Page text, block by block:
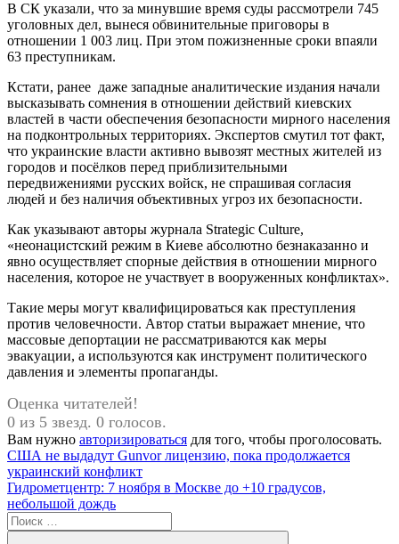
В СК указали, что за минувшие время суды рассмотрели 745
уголовных дел, вынеся обвинительные приговоры в
отношении 1 003 лиц. При этом пожизненные сроки впаяли
63 преступникам.
Кстати, ранее даже западные аналитические издания начали
высказывать сомнения в отношении действий киевских
властей в части обеспечения безопасности мирного населения
на подконтрольных территориях. Экспертов смутил тот факт,
что украинские власти активно вывозят местных жителей из
городов и посёлков перед приблизительными
передвижениями русских войск, не спрашивая согласия
людей и без наличия объективных угроз их безопасности.
Как указывают авторы журнала Strategic Culture,
«неонацистский режим в Киеве абсолютно безнаказанно и
явно осуществляет спорные действия в отношении мирного
населения, которое не участвует в вооруженных конфликтах».
Такие меры могут квалифицироваться как преступления
против человечности. Автор статьи выражает мнение, что
массовые депортации не рассматриваются как меры
эвакуации, а используются как инструмент политического
давления и элементы пропаганды.
Оценка читателей!
0 из 5 звезд. 0 голосов.
Вам нужно авторизироваться для того, чтобы проголосовать.
Навигация
по
записям
Предыдущая
запись:
США не выдадут Gunvor лицензию, пока продолжается
украинский конфликт
Следующая
запись:
Гидрометцентр: 7 ноября в Москве до +10 градусов,
небольшой дождь
Поиск
для: